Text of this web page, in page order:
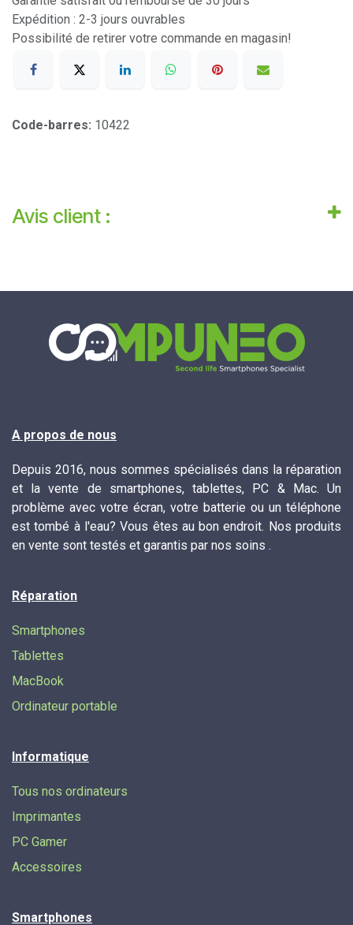
Expédition : 2-3 jours ouvrables
Possibilité de retirer votre commande en magasin!
Code-barres: 10422
Avis client :
A propos de nous
Depuis 2016, nous sommes spécialisés dans la réparation
et la vente de smartphones, tablettes, PC & Mac. Un
problème avec votre écran, votre batterie ou un téléphone
est tombé à l'eau? Vous êtes au bon endroit. Nos produits
en vente sont testés et garantis par nos soins .
Réparation
Smartphones
Tablettes
MacBook
Ordinateur portable
Informatique
Tous nos ordinateurs
Imprimantes
PC Gamer
Accessoires
Smartphones